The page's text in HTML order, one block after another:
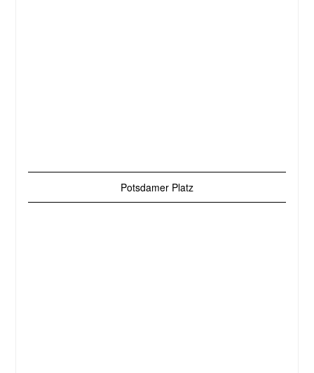
Potsdamer Platz